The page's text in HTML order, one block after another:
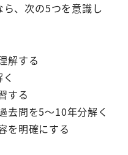
、次の5つを意識し
解する
する
去問を5～10年分解く
を明確にする